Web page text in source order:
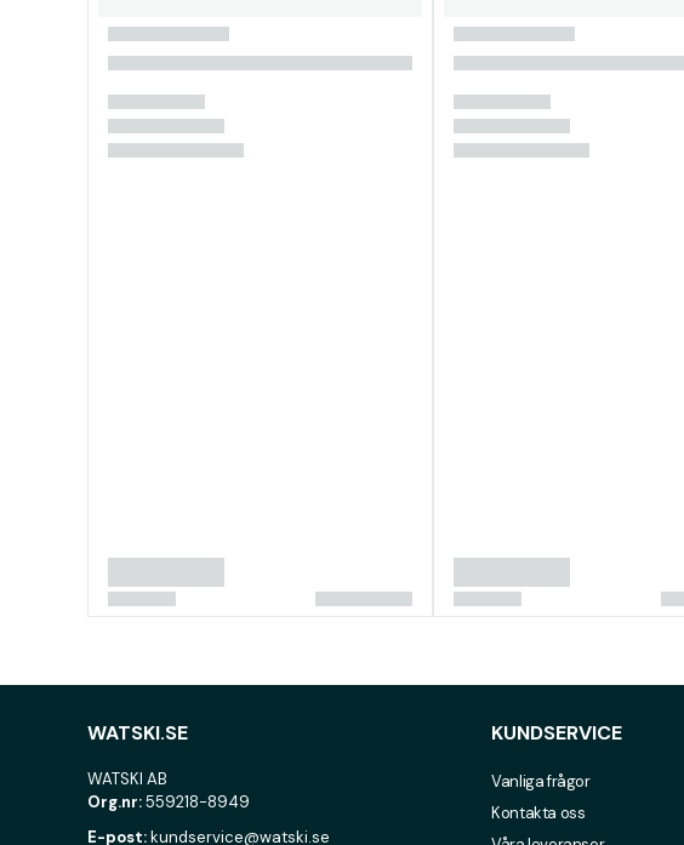
WATSKI.SE
WATSKI AB
Org.nr:559218-8949
E-post:kundservice@watski.se
KUNDSERVICE
Vanliga frågor
Kontakta oss